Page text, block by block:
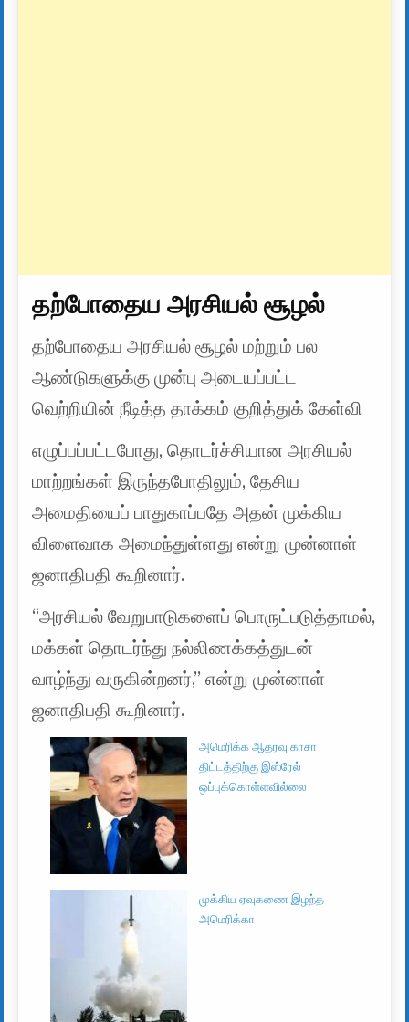
தற்போதைய அரசியல் சூழல்
தற்போதைய அரசியல் சூழல் மற்றும் பல
ஆண்டுகளுக்கு முன்பு அடையப்பட்ட
வெற்றியின் நீடித்த தாக்கம் குறித்துக் கேள்வி
எழுப்பப்பட்டபோது, ​​தொடர்ச்சியான அரசியல்
மாற்றங்கள் இருந்தபோதிலும், தேசிய
அமைதியைப் பாதுகாப்பதே அதன் முக்கிய
விளைவாக அமைந்துள்ளது என்று முன்னாள்
ஜனாதிபதி கூறினார்.
“அரசியல் வேறுபாடுகளைப் பொருட்படுத்தாமல்,
மக்கள் தொடர்ந்து நல்லிணக்கத்துடன்
வாழ்ந்து வருகின்றனர்,” என்று முன்னாள்
ஜனாதிபதி கூறினார்.
அமெரிக்க ஆதரவு காசா
திட்டத்திற்கு இஸ்ரேல்
ஒப்புக்கொள்ளவில்லை
முக்கிய ஏவுகணை இழந்த
அமெரிக்கா